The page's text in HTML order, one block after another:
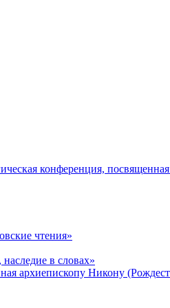
конференция,
чтения»
в словах»
архиепископу Никону